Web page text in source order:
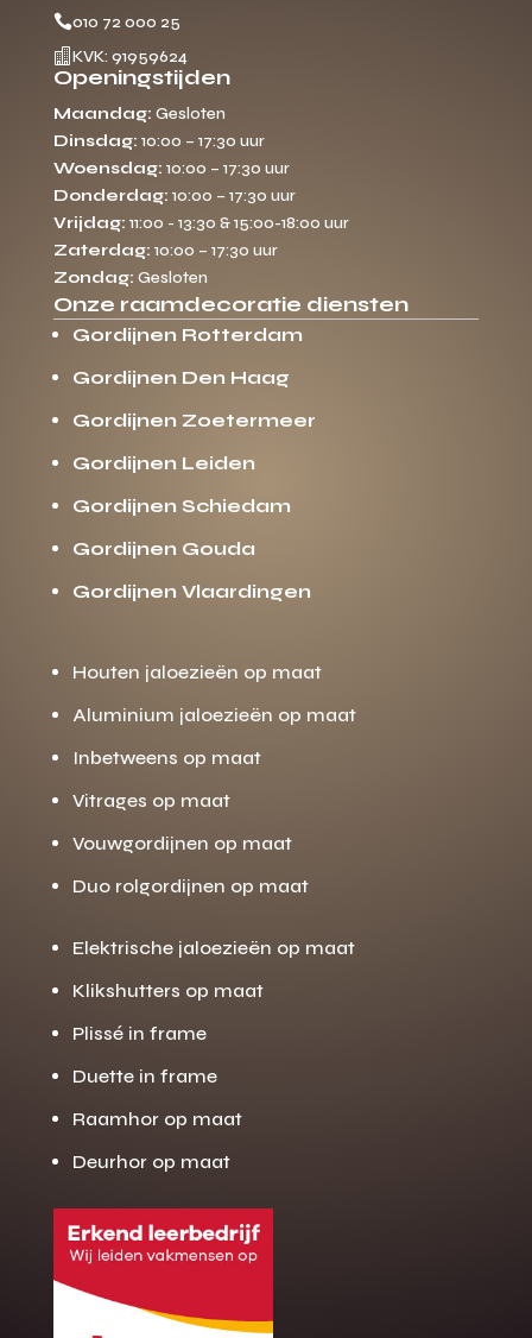
Gratis offerte
010 72 000 25
 KVK: 91959624
Openingstijden
Maandag: Gesloten
Dinsdag: 10:00 – 17:30 uur
Woensdag: 10:00 – 17:30 uur
Donderdag: 10:00 – 17:30 uur
Vrijdag: 11:00 - 13:30 & 15:00-18:00 uur
Zaterdag: 10:00 – 17:30 uur
Zondag: Gesloten
Onze raamdecoratie diensten
Gordijnen Rotterdam
Gordijnen Den Haag
Gordijnen Zoetermeer
Gordijnen Leiden
Gordijnen Schiedam
Gordijnen Gouda
Gordijnen Vlaardingen
Houten jaloezieën op maat
Aluminium jaloezieën op maat
Inbetweens op maat
Vitrages op maat
Vouwgordijnen op maat
Duo rolgordijnen op maat
Elektrische jaloezieën op maat
Klikshutters op maat
Plissé in frame
Duette in frame
Raamhor op maat
Deurhor op maat